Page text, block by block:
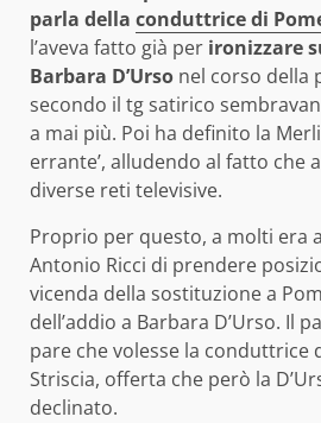
parla della conduttrice di
l’aveva fatto già per ironizzare
Barbara D’Urso nel corso della
secondo il tg satirico
a mai più. Poi ha definito la
errante’, alludendo al fatto che
diverse reti televisive.
Proprio per questo, a molti era
Antonio Ricci di prendere
vicenda della sostituzione a
dell’addio a Barbara D’Urso. Il
pare che volesse la conduttrice
Striscia, offerta che però la
declinato.